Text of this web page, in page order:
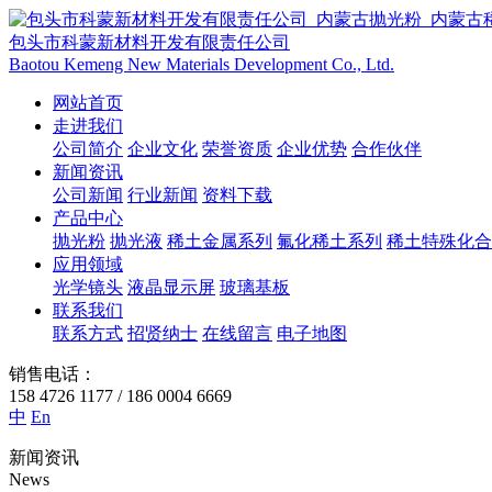
包头市科蒙新材料开发有限责任公司
Baotou Kemeng New Materials Development Co., Ltd.
网站首页
走进我们
公司简介 企业文化 荣誉资质 企业优势 合作伙伴
新闻资讯
公司新闻 行业新闻 资料下载
产品中心
抛光粉 抛光液 稀土金属系列 氟化稀土系列 稀土特殊化
应用领域
光学镜头 液晶显示屏 玻璃基板
联系我们
联系方式 招贤纳士 在线留言 电子地图
销售电话：
158 4726 1177 / 186 0004 6669
中 En
新闻资讯
News